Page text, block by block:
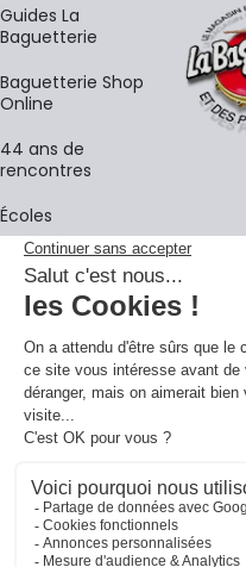
Guides La
Baguetterie
Baguetterie Shop
Online
44 ans de
rencontres
Écoles
La newsletter
Adresse e-mail
En vous inscrivant à notre
confidentialité.
Retrouvons-nous sur